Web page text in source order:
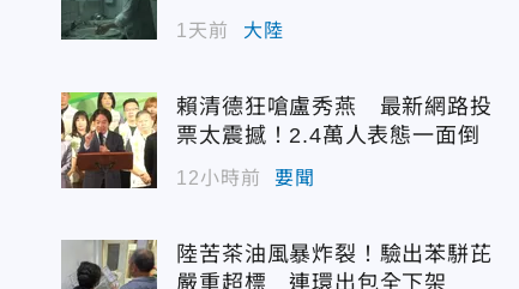
1天前 大陸
賴清德狂嗆盧秀燕 最新網路投
票太震撼！2.4萬人表態一面倒
12小時前 要聞
陸苦茶油風暴炸裂！驗出苯駢芘
嚴重超標 連環出包全下架